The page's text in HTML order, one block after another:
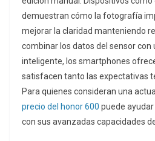
demuestran cómo la fotografía
mejorar la claridad manteniendo
combinar los datos del sensor con
inteligente, los smartphones
satisfacen tanto las expectativas
Para quienes consideran una
precio del honor 600 puede
con sus avanzadas capacidades